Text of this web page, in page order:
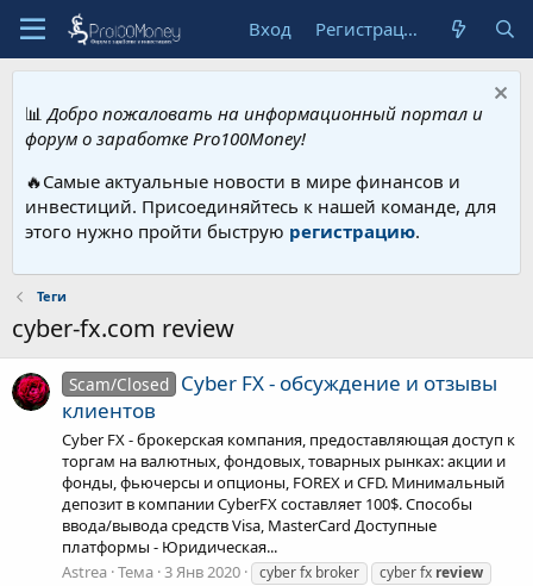
Вход Регистрация
📊 Добро пожаловать на информационный портал и
форум о заработке Pro100Money!
🔥Самые актуальные новости в мире финансов и
инвестиций. Присоединяйтесь к нашей команде, для
этого нужно пройти быструю регистрацию.
Теги
cyber-fx.com review
Scam/Closed Cyber FX - обсуждение и отзывы
клиентов
Cyber FX - брокерская компания, предоставляющая доступ к
торгам на валютных, фондовых, товарных рынках: акции и
фонды, фьючерсы и опционы, FOREX и CFD. Минимальный
депозит в компании CyberFX составляет 100$. Способы
ввода/вывода средств Visa, MasterCard Доступные
платформы - Юридическая...
Astrea Тема 3 Янв 2020 cyber fx broker cyber fx review